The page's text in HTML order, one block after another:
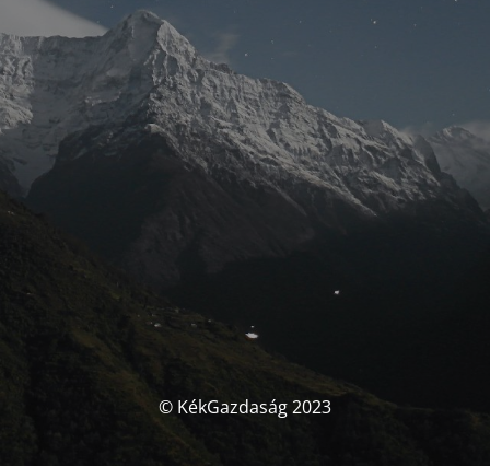
© KékGazdaság 2023